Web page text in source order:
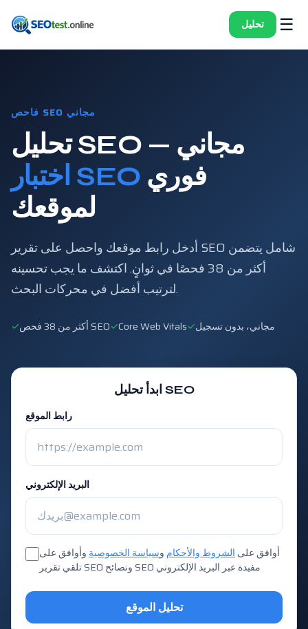
تحليل ☰
فاحص SEO مجاني
تحليل SEO مجاني —
اختبار SEO
لموقعك
أدخل رابط موقعك واحصل على تقرير SEO شامل يتضمن
أكثر من 38 فحصًا في ثوانٍ. اكتشف ما يجب تحسينه
لترتيب أفضل في محركات البحث.
✓ أكثر من 38 فحص SEO✓Core Web Vitals✓مجاني، بدون تسجيل
ابدأ تحليل SEO
رابط الموقع
البريد الإلكتروني
أوافق على الشروط والأحكام وسياسة الخصوصية وأوافق على
تلقي تقرير SEO ونصائح SEO مفيدة عبر البريد الإلكتروني
تحليل الموقع